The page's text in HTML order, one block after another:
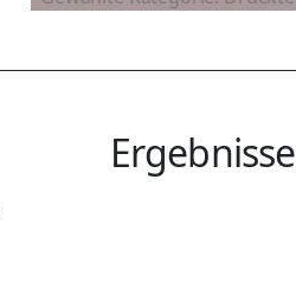
Ergebnisse